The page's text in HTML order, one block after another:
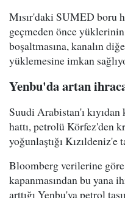
Mısır'daki SUMED boru
geçmeden önce
boşaltmasına, kanalın
yüklemesine imkan
Yenbu'da artan
Suudi Arabistan'ı
hattı, petrolü Körfez'den
yoğunlaştığı Kızıldeniz'e
Bloomberg verilerine
kapanmasından bu yana
arttığı Yenbu'ya petrol